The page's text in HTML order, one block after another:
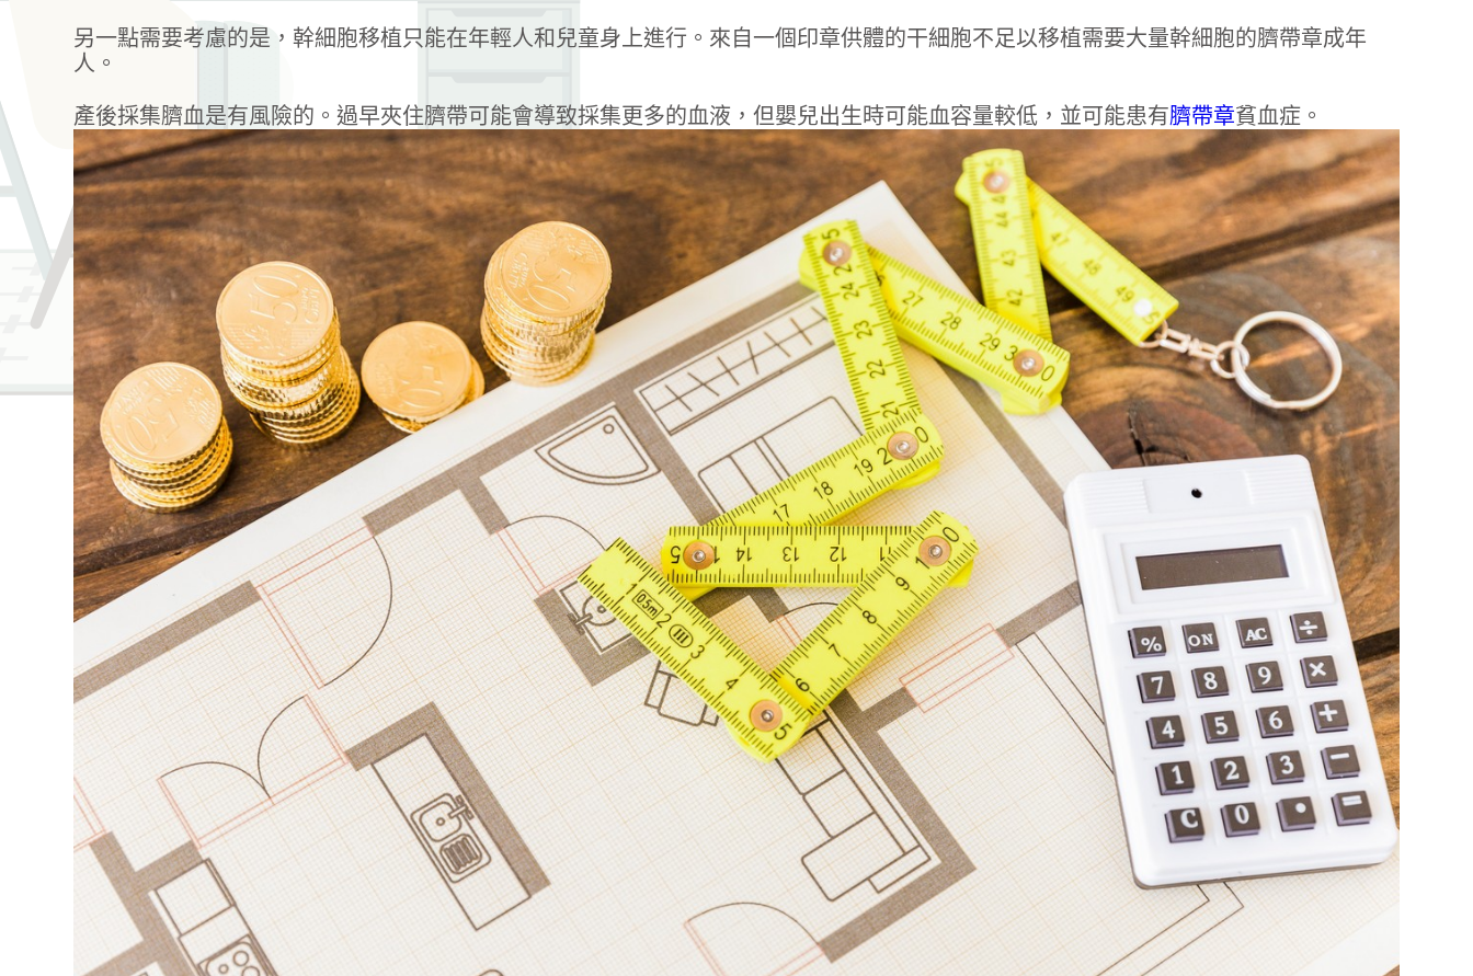
另一點需要考慮的是，幹細胞移植只能在年輕人和兒童身上進行。來自一個印章供體的干細胞不足以移植需要大量幹細胞的臍帶章成年
人。
產後採集臍血是有風險的。過早夾住臍帶可能會導致採集更多的血液，但嬰兒出生時可能血容量較低，並可能患有臍帶章貧血症。